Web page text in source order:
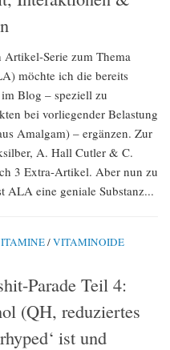
Serie zum Thema
möchte ich die bereits
Blog – speziell zu
bei vorliegender Belastung
Amalgam) – ergänzen. Zur
A. Hall Cutler & C.
3 Extra-Artikel. Aber nun zu
eine geniale Substanz...
/VITAMINOIDE
Parade Teil 4:
(QH, reduziertes
ist und